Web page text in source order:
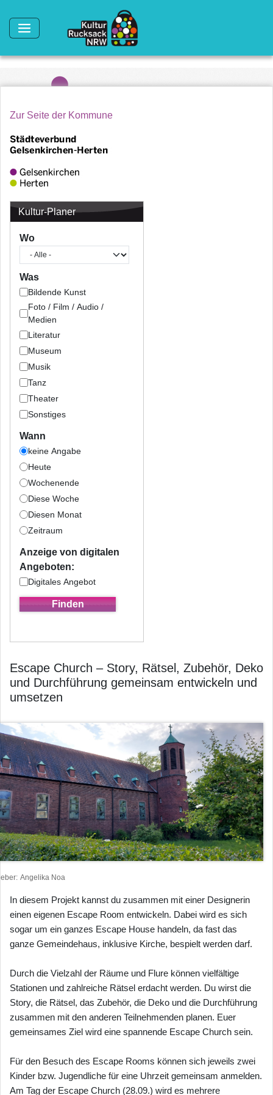
Zur Seite der Kommune
Kultur-Planer
Wo
Was
Bildende Kunst
Foto / Film / Audio /
Medien
Literatur
Museum
Musik
Tanz
Theater
Sonstiges
Wann
keine Angabe
Heute
Wochenende
Diese Woche
Diesen Monat
Zeitraum
Anzeige von digitalen
Angeboten:
Digitales Angebot
Escape Church – Story, Rätsel, Zubehör, Deko
und Durchführung gemeinsam entwickeln und
umsetzen
Angelika Noa
In diesem Projekt kannst du zusammen mit einer Designerin
einen eigenen Escape Room entwickeln. Dabei wird es sich
sogar um ein ganzes Escape House handeln, da fast das
ganze Gemeindehaus, inklusive Kirche, bespielt werden darf.
Durch die Vielzahl der Räume und Flure können vielfältige
Stationen und zahlreiche Rätsel erdacht werden. Du wirst die
Story, die Rätsel, das Zubehör, die Deko und die Durchführung
zusammen mit den anderen Teilnehmenden planen. Euer
gemeinsames Ziel wird eine spannende Escape Church sein.
Für den Besuch des Escape Rooms können sich jeweils zwei
Kinder bzw. Jugendliche für eine Uhrzeit gemeinsam anmelden.
Am Tag der Escape Church (28.09.) wird es mehrere